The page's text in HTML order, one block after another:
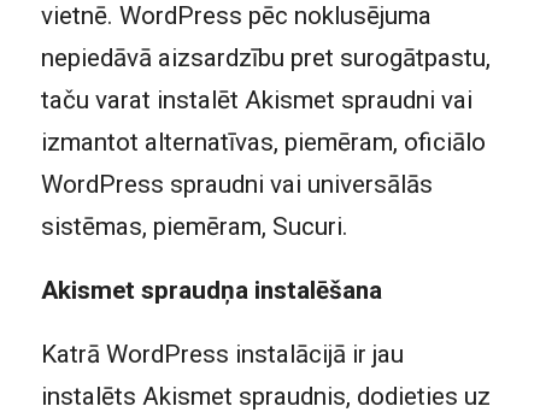
vietnē. WordPress pēc noklusējuma
nepiedāvā aizsardzību pret surogātpastu,
taču varat instalēt Akismet spraudni vai
izmantot alternatīvas, piemēram, oficiālo
WordPress spraudni vai universālās
sistēmas, piemēram, Sucuri.
Akismet spraudņa instalēšana
Katrā WordPress instalācijā ir jau
instalēts Akismet spraudnis, dodieties uz